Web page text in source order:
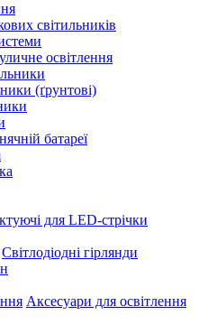
світильників
освітлення
(ґрунтові)
батареї
для LED-стрічки
Світлодіодні гірлянди
Аксесуари для освітлення